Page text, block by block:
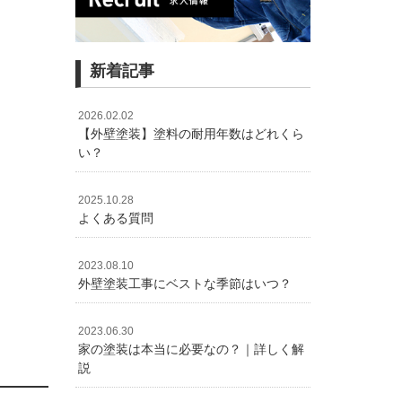
新着記事
2026.02.02
【外壁塗装】塗料の耐用年数はどれくら
い？
2025.10.28
よくある質問
2023.08.10
外壁塗装工事にベストな季節はいつ？
2023.06.30
家の塗装は本当に必要なの？｜詳しく解
説